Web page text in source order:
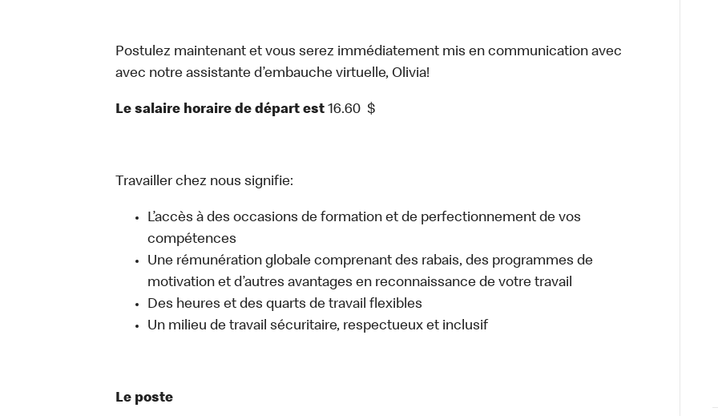
Santé et
Postulez maintenant et vous serez immédiatement mis en communication avec
avec notre assistante d’embauche virtuelle, Olivia!
Le salaire horaire de départ est 16.60 $
Travailler chez nous signifie:
L’accès à des occasions de formation et de perfectionnement de vos
compétences
Une rémunération globale comprenant des rabais, des programmes de
motivation et d’autres avantages en reconnaissance de votre travail
Des heures et des quarts de travail flexibles
Un milieu de travail sécuritaire, respectueux et inclusif
Le poste